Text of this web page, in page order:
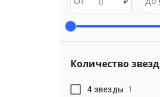
Количество звезд
4 звезды 1